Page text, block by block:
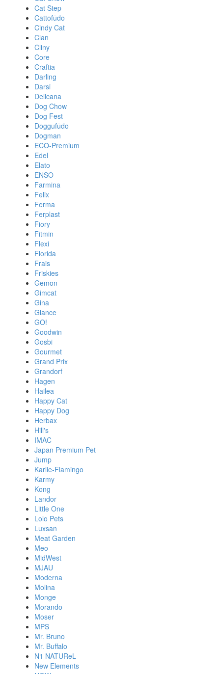
Cat Step
Cattofūdo
Cindy Cat
Clan
Cliny
Core
Craftia
Darling
Darsi
Delicana
Dog Chow
Dog Fest
Doggufūdo
Dogman
ECO-Premium
Edel
Elato
ENSO
Farmina
Felix
Ferma
Ferplast
Fiory
Fitmin
Flexi
Florida
Frais
Friskies
Gemon
Gimcat
Gina
Glance
GO!
Goodwin
Gosbi
Gourmet
Grand Prix
Grandorf
Hagen
Hailea
Happy Cat
Happy Dog
Herbax
Hill's
IMAC
Japan Premium Pet
Jump
Karlie-Flamingo
Karmy
Kong
Landor
Little One
Lolo Pets
Luxsan
Meat Garden
Meo
MidWest
MJAU
Moderna
Molina
Monge
Morando
Moser
MPS
Mr. Bruno
Mr. Buffalo
N1 NATUReL
New Elements